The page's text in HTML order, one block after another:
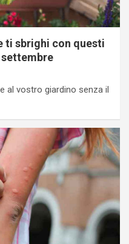
ti sbrighi con questi
al vostro giardino senza il